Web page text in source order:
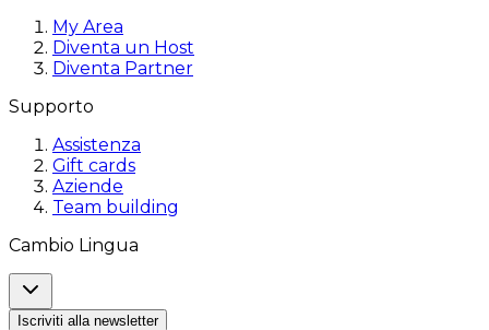
My Area
Diventa un Host
Diventa Partner
Supporto
Assistenza
Gift cards
Aziende
Team building
Cambio Lingua
Iscriviti alla newsletter